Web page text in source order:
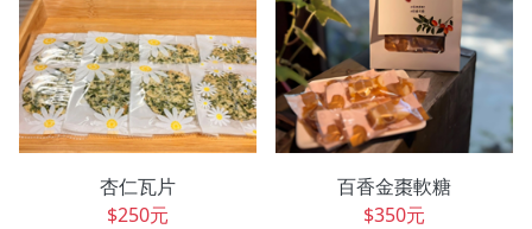
杏仁瓦片
$250元
百香金棗軟糖
$350元